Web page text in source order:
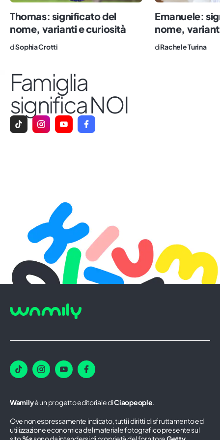
qualche errore) è l’ingrediente
fondamentale per essere dei buoni
genitori.
Thomas: significato del
nome, varianti e curiosità
diSophia Crotti
Emanuele:
nome,
diRachele Turina
Famiglia
significa NOI
Wamilyè un progetto editoriale diCiaopeople.
Ove non espressamente indicato, tutti i diritti di sfruttamento ed
utilizzazione economica del materiale fotografico presente sul